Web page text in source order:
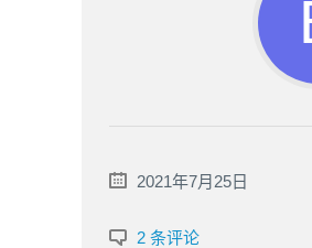
2021年7月25日
2 条评论